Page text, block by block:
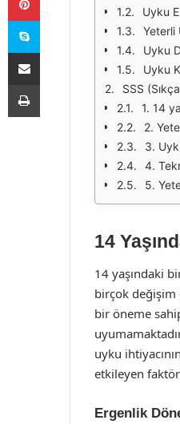
Uyku
Yeterli
Uyku
Uyku
SSS
1. 14
2.
3.
4.
5.
14
14 yaşındaki
birçok değişim
bir öneme
uyku
etkileyen
Ergenlik
Skype
E-Posta ile paylaş